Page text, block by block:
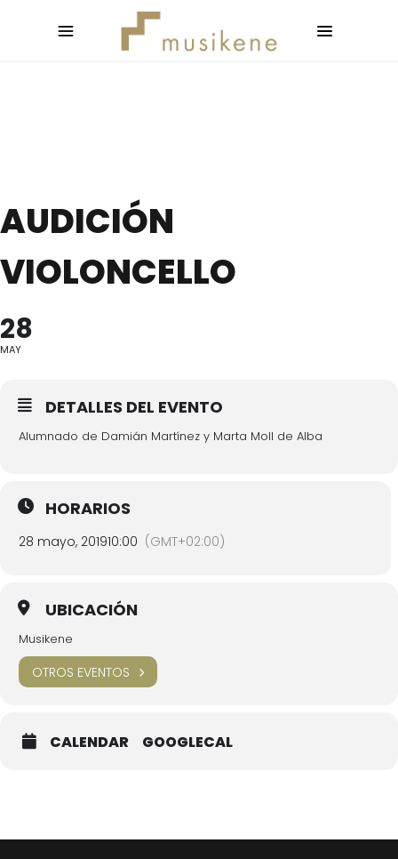
AUDICIÓN
VIOLONCELLO
28
MAY
DETALLES DEL EVENTO
Alumnado de Damián Martínez y Marta Moll de Alba
HORARIOS
28 mayo, 201910:00 (GMT+02:00)
UBICACIÓN
Musikene
OTROS EVENTOS
CALENDAR GOOGLECAL